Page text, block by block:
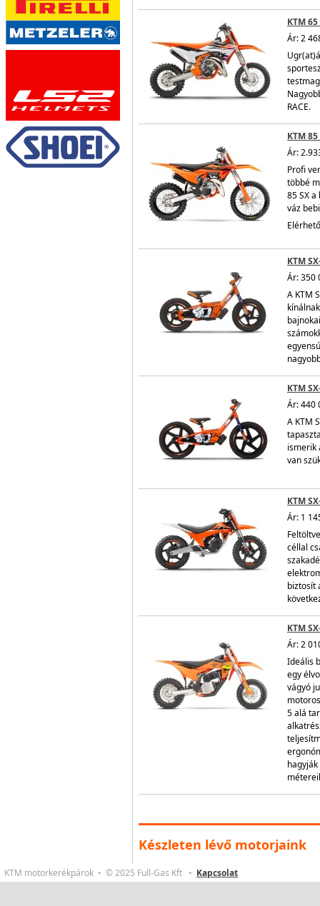
KTM
Ár: 2
RACE.
KTM
Ár:
Profi
többé
85 SX
váz
KTM
Ár: 350
A KTM
KTM
Ár: 440
A KTM
ismerik
van
KTM
Ár: 1
céllal
biztosít
KTM
Ár: 2
Ideális
egy
vágyó
5 alá
Készleten lévő motorjaink
KTM motorkerékpárok • © 2025 Full-Gas Kft • Kapcsolat